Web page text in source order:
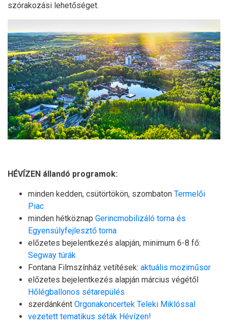
szórakozási lehetőséget.
HÉVÍZEN állandó programok:
minden kedden, csütörtökön, szombaton Termelői
Piac
minden hétköznap Gerincmobilizáló torna és
Egyensúlyfejlesztő torna
előzetes bejelentkezés alapján, minimum 6-8 fő:
Segway túrák
Fontana Filmszínház vetítések: aktuális moziműsor
előzetes bejelentkezés alapján március végétől
Hőlégballonos sétarepülés
szerdánként Orgonakoncertek Teleki Miklóssal
vezetett tematikus séták Hévízen!